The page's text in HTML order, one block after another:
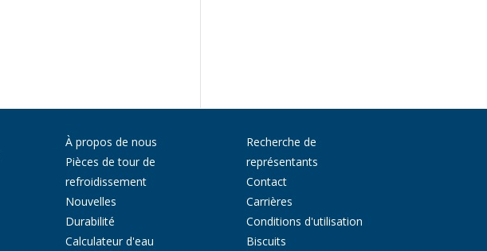
À propos de nous
Pièces de tour de
refroidissement
Nouvelles
Durabilité
Calculateur d'eau
Recherche de
représentants
Contact
Carrières
Conditions d'utilisation
Biscuits